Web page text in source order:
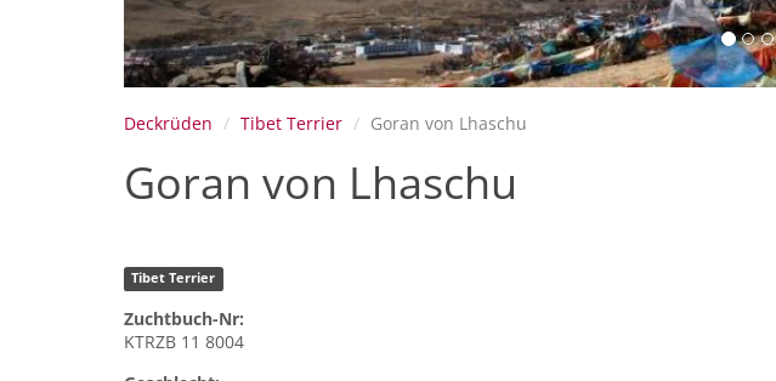
Deckrüden Tibet Terrier Goran von Lhaschu
Goran von Lhaschu
Tibet Terrier
Zuchtbuch-Nr:
KTRZB 11 8004